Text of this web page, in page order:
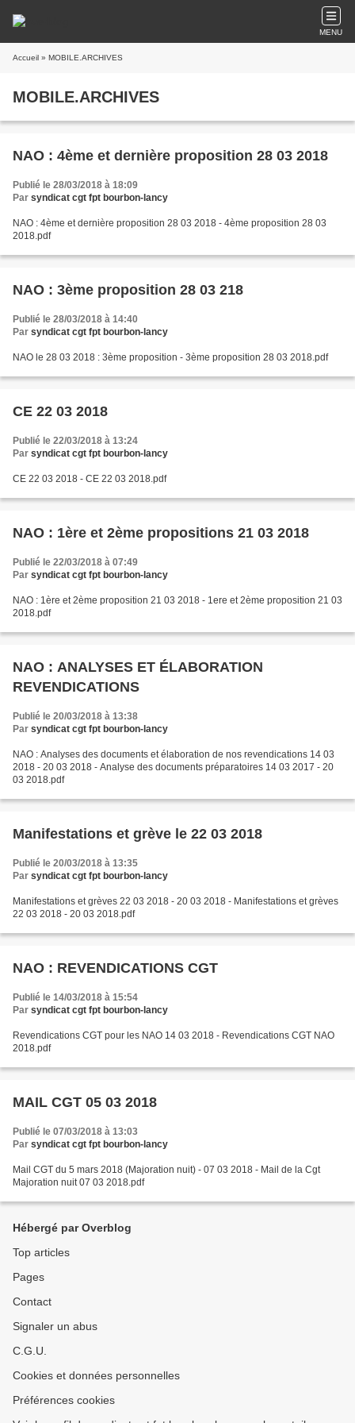
MENU
Accueil » MOBILE.ARCHIVES
MOBILE.ARCHIVES
NAO : 4ème et dernière proposition 28 03 2018
Publié le 28/03/2018 à 18:09
Par syndicat cgt fpt bourbon-lancy
NAO : 4ème et dernière proposition 28 03 2018 - 4ème proposition 28 03
2018.pdf
NAO : 3ème proposition 28 03 218
Publié le 28/03/2018 à 14:40
Par syndicat cgt fpt bourbon-lancy
NAO le 28 03 2018 : 3ème proposition - 3ème proposition 28 03 2018.pdf
CE 22 03 2018
Publié le 22/03/2018 à 13:24
Par syndicat cgt fpt bourbon-lancy
CE 22 03 2018 - CE 22 03 2018.pdf
NAO : 1ère et 2ème propositions 21 03 2018
Publié le 22/03/2018 à 07:49
Par syndicat cgt fpt bourbon-lancy
NAO : 1ère et 2ème proposition 21 03 2018 - 1ere et 2ème proposition 21 03
2018.pdf
NAO : ANALYSES ET ÉLABORATION
REVENDICATIONS
Publié le 20/03/2018 à 13:38
Par syndicat cgt fpt bourbon-lancy
NAO : Analyses des documents et élaboration de nos revendications 14 03
2018 - 20 03 2018 - Analyse des documents préparatoires 14 03 2017 - 20
03 2018.pdf
Manifestations et grève le 22 03 2018
Publié le 20/03/2018 à 13:35
Par syndicat cgt fpt bourbon-lancy
Manifestations et grèves 22 03 2018 - 20 03 2018 - Manifestations et grèves
22 03 2018 - 20 03 2018.pdf
NAO : REVENDICATIONS CGT
Publié le 14/03/2018 à 15:54
Par syndicat cgt fpt bourbon-lancy
Revendications CGT pour les NAO 14 03 2018 - Revendications CGT NAO
2018.pdf
MAIL CGT 05 03 2018
Publié le 07/03/2018 à 13:03
Par syndicat cgt fpt bourbon-lancy
Mail CGT du 5 mars 2018 (Majoration nuit) - 07 03 2018 - Mail de la Cgt
Majoration nuit 07 03 2018.pdf
Hébergé par Overblog
Top articles
Pages
Contact
Signaler un abus
C.G.U.
Cookies et données personnelles
Préférences cookies